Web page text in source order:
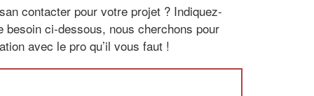
contacter pour votre projet ? Indiquez-
besoin ci-dessous, nous cherchons pour
avec le pro qu’il vous faut !